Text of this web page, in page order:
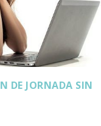
DE JORNADA SIN